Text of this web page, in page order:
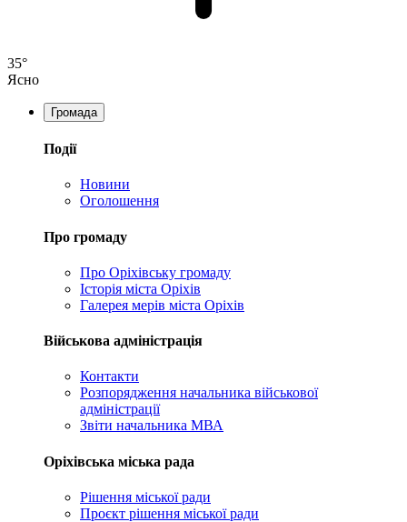
35°
Ясно
Громада
Події
Новини
Оголошення
Про громаду
Про Оріхівську громаду
Історія міста Оріхів
Галерея мерів міста Оріхів
Військова адміністрація
Контакти
Розпорядження начальника військової
адміністрації
Звіти начальника МВА
Оріхівська міська рада
Рішення міської ради
Проєкт рішення міської ради